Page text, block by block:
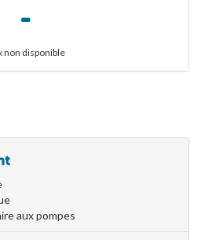
-
non disponible
aux pompes